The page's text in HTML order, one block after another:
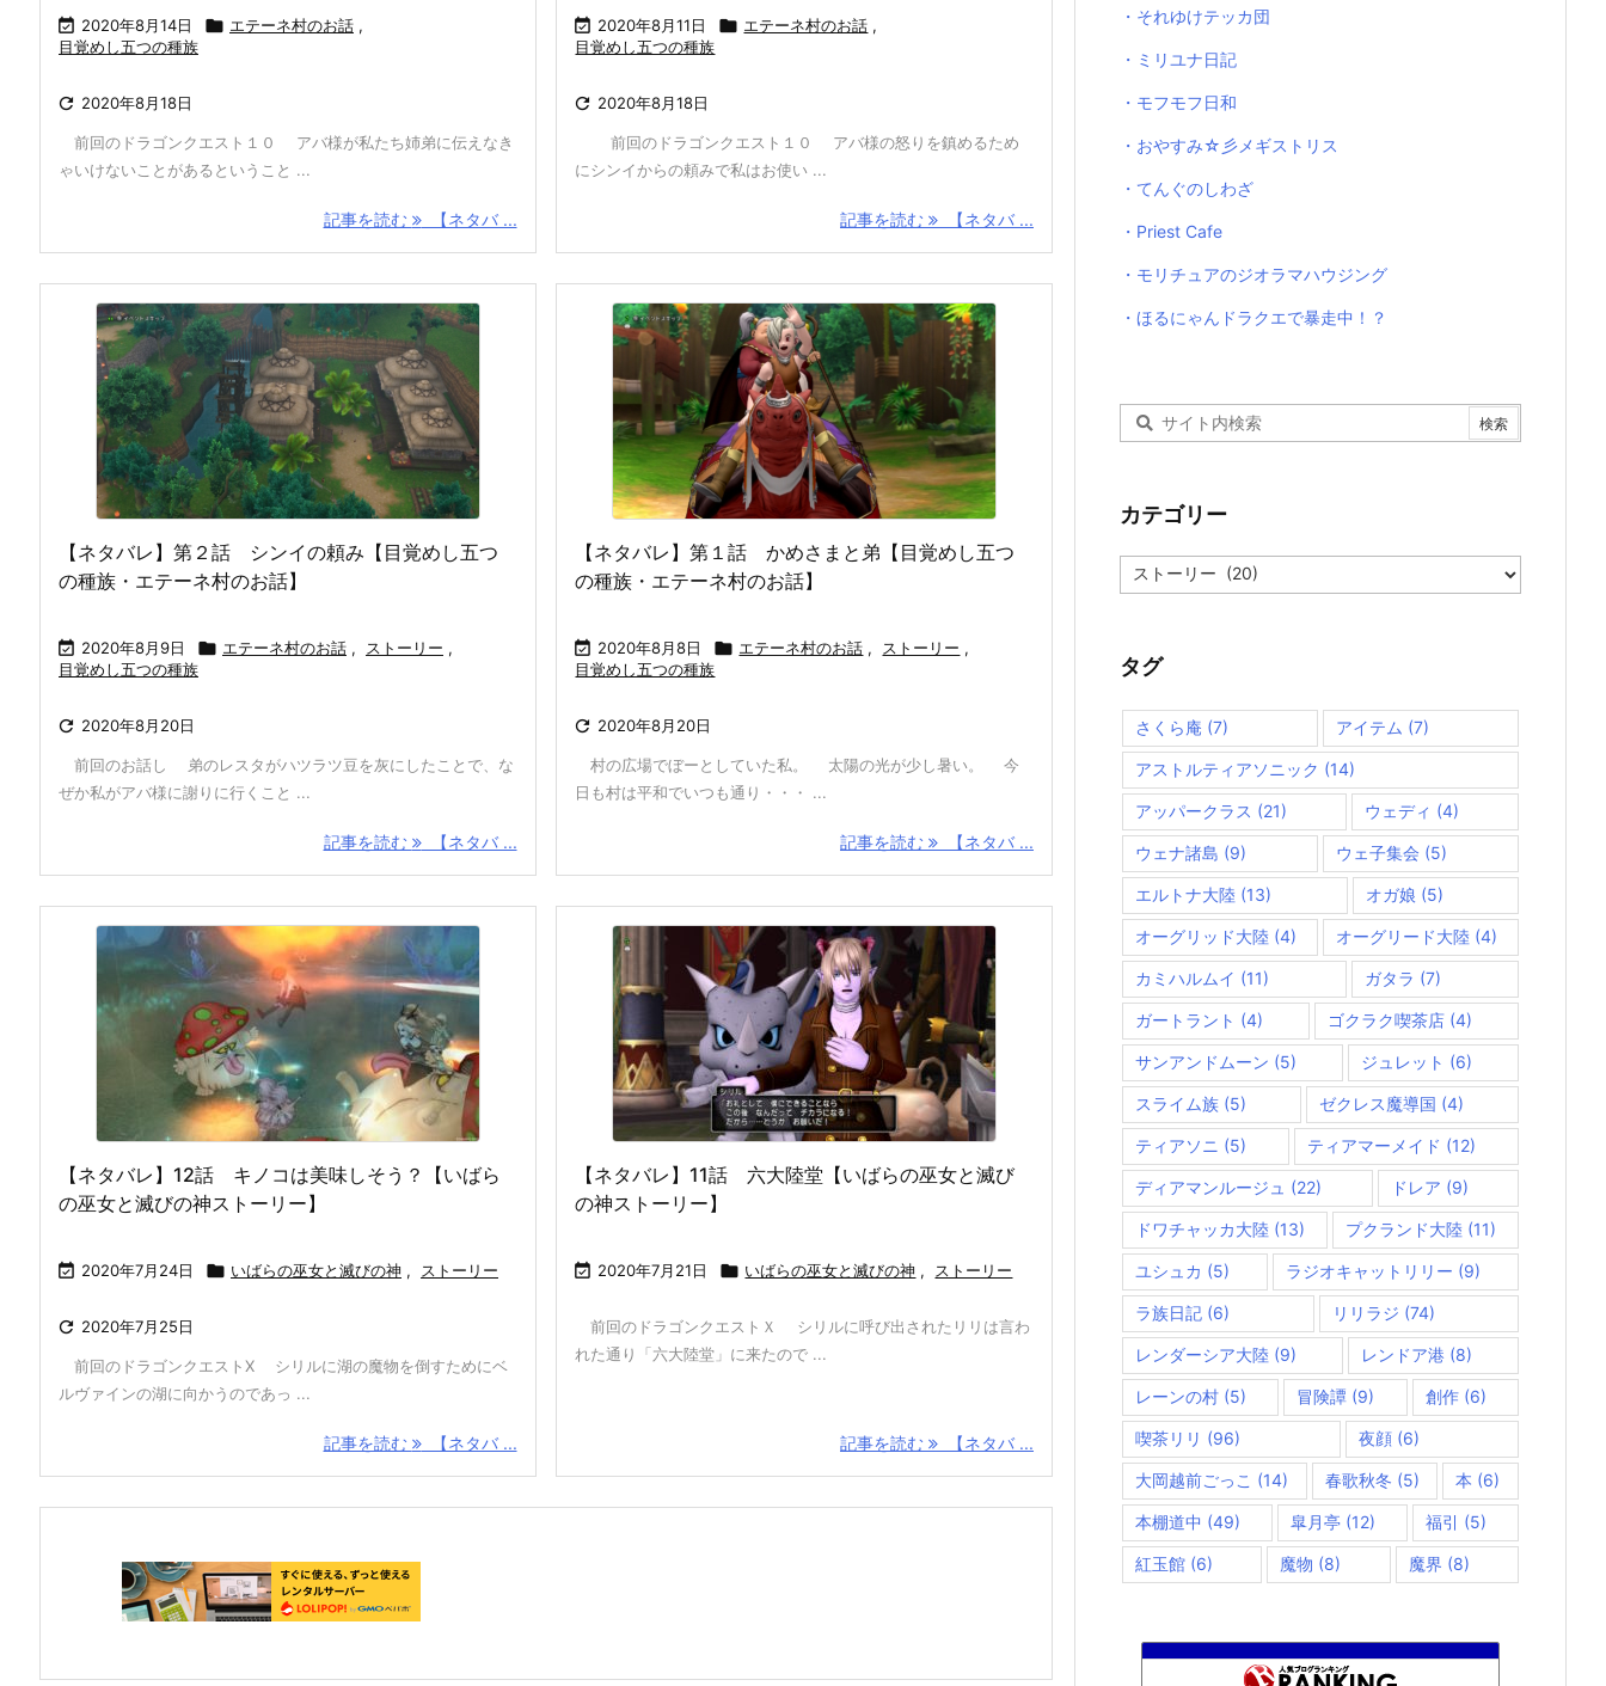
 2020年8月14日  エテーネ村のお話 ,
目覚めし五つの種族
 2020年8月18日
前回のドラゴンクエスト１０ アバ様が私たち姉弟に伝えなき
ゃいけないことがあるということ ...
記事を読む 【ネタバ ...
 2020年8月11日  エテーネ村のお話 ,
目覚めし五つの種族
 2020年8月18日
前回のドラゴンクエスト１０ アバ様の怒りを鎮めるため
にシンイからの頼みで私はお使い ...
記事を読む 【ネタバ ...
【ネタバレ】第２話 シンイの頼み【目覚めし五つ
の種族・エテーネ村のお話】
 2020年8月9日  エテーネ村のお話 , ストーリー ,
目覚めし五つの種族
 2020年8月20日
前回のお話し 弟のレスタがハツラツ豆を灰にしたことで、な
ぜか私がアバ様に謝りに行くこと ...
記事を読む 【ネタバ ...
【ネタバレ】第１話 かめさまと弟【目覚めし五つ
の種族・エテーネ村のお話】
 2020年8月8日  エテーネ村のお話 , ストーリー ,
目覚めし五つの種族
 2020年8月20日
村の広場でぼーとしていた私。 太陽の光が少し暑い。 今
日も村は平和でいつも通り・・・ ...
記事を読む 【ネタバ ...
【ネタバレ】12話 キノコは美味しそう？【いばら
の巫女と滅びの神ストーリー】
 2020年7月24日  いばらの巫女と滅びの神 , ストーリー
 2020年7月25日
前回のドラゴンクエストX シリルに湖の魔物を倒すためにベ
ルヴァインの湖に向かうのであっ ...
記事を読む 【ネタバ ...
【ネタバレ】11話 六大陸堂【いばらの巫女と滅び
の神ストーリー】
 2020年7月21日  いばらの巫女と滅びの神 , ストーリー
前回のドラゴンクエストＸ シリルに呼び出されたリリは言わ
れた通り「六大陸堂」に来たので ...
記事を読む 【ネタバ ...
・それゆけテッカ団
・ミリユナ日記
・モフモフ日和
・おやすみ☆彡メギストリス
・てんぐのしわざ
・Priest Cafe
・モリチュアのジオラマハウジング
・ほるにゃんドラクエで暴走中！？
カテゴリー
テ
ー
タグ
さくら庵 (7) アイテム (7)
アストルティアソニック (14)
アッパークラス (21) ウェディ (4)
ウェナ諸島 (9) ウェ子集会 (5)
エルトナ大陸 (13) オガ娘 (5)
オーグリッド大陸 (4) オーグリード大陸 (4)
カミハルムイ (11) ガタラ (7)
ガートラント (4) ゴクラク喫茶店 (4)
サンアンドムーン (5) ジュレット (6)
スライム族 (5) ゼクレス魔導国 (4)
ティアソニ (5) ティアマーメイド (12)
ディアマンルージュ (22) ドレア (9)
ドワチャッカ大陸 (13) プクランド大陸 (11)
ユシュカ (5) ラジオキャットリリー (9)
ラ族日記 (6) リリラジ (74)
レンダーシア大陸 (9) レンドア港 (8)
レーンの村 (5) 冒険譚 (9) 創作(6)
喫茶リリ (96) 夜顔(6)
大岡越前ごっこ (14) 春歌秋冬 (5) 本 (6)
本棚道中 (49) 皐月亭 (12) 福引 (5)
紅玉館 (6) 魔物 (8) 魔界 (8)